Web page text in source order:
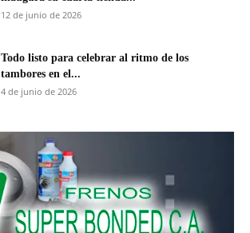
12 de junio de 2026
Todo listo para celebrar al ritmo de los
tambores en el...
4 de junio de 2026